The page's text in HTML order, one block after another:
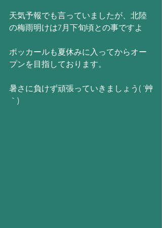
天気予報でも言っていましたが、北陸
の梅雨明けは7月下旬頃との事ですよ
ポッカールも夏休みに入ってからオー
プンを目指しております。
暑さに負けず頑張っていきましょう( ´艸
｀)